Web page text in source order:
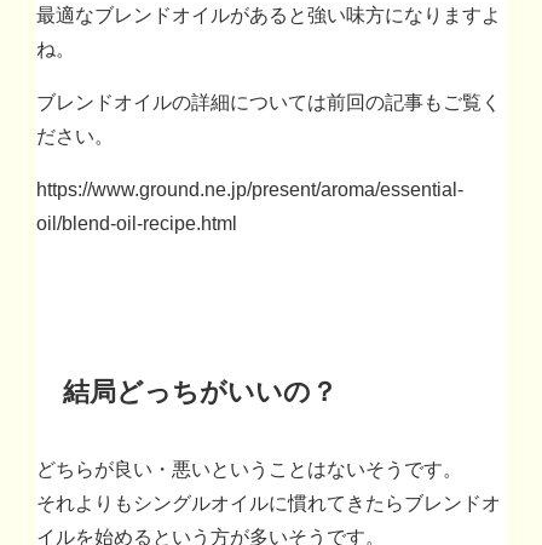
最適なブレンドオイルがあると強い味方になりますよ
ね。
ブレンドオイルの詳細については前回の記事もご覧く
ださい。
https://www.ground.ne.jp/present/aroma/essential-
oil/blend-oil-recipe.html
結局どっちがいいの？
どちらが良い・悪いということはないそうです。
それよりもシングルオイルに慣れてきたらブレンドオ
イルを始めるという方が多いそうです。